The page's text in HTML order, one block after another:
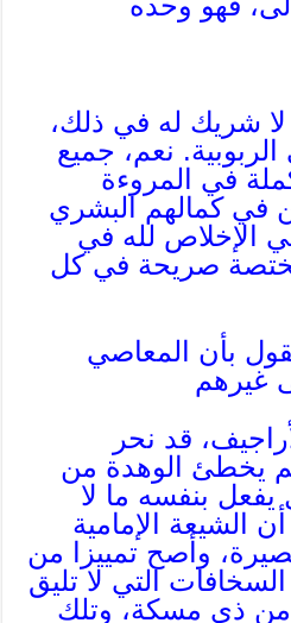
شريك له في ذلك،
نعم، جميع
كملة في المروءة
في كمالهم البشري
الإخلاص لله في
صريحة في كل
بأن المعاصي
غيرهم
قد نحر
يخطئ الوهدة من
يفعل بنفسه ما لا
الشيعة الإمامية
وأصح تمييزا من
التي لا تليق
من ذي مسكة، وتلك